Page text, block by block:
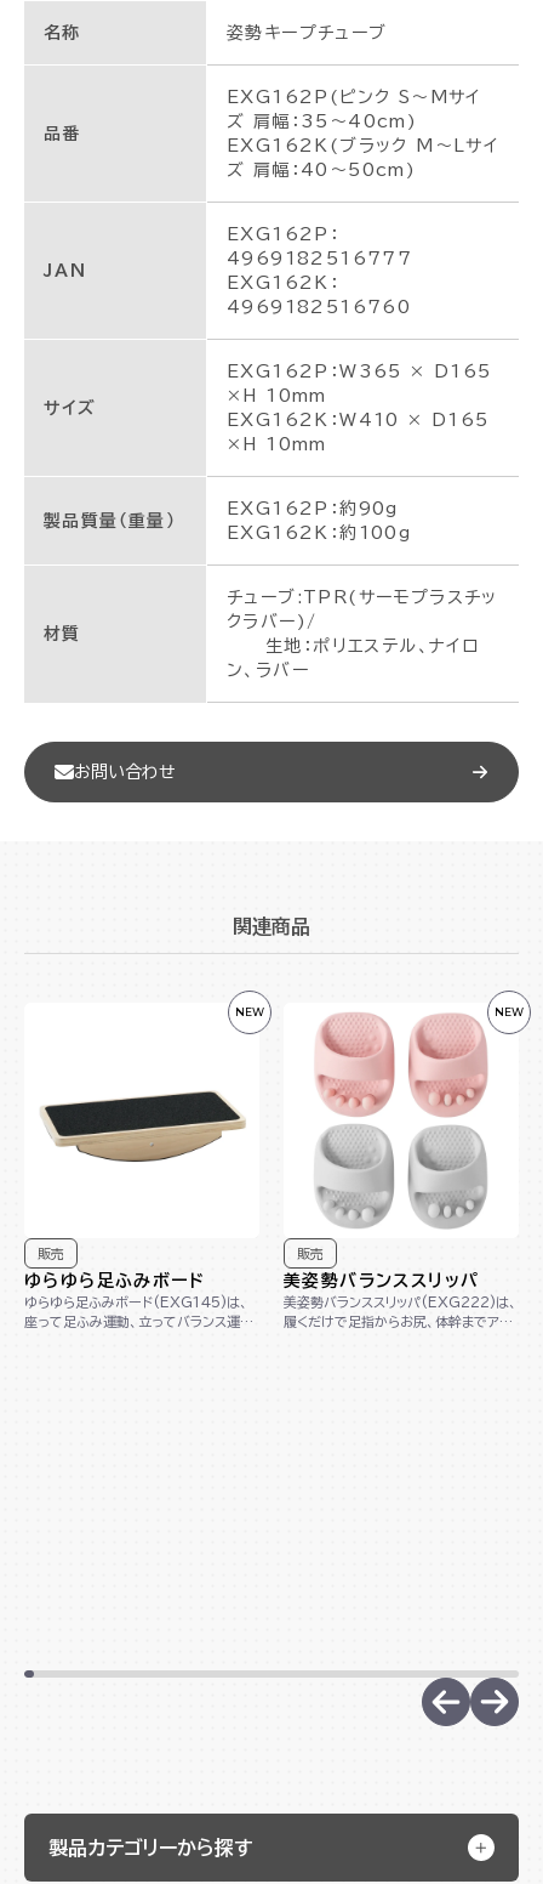
名称 姿勢キープチューブ
品番
EXG162P(ピンク S～Mサイ
ズ 肩幅：35～40cm)
EXG162K(ブラック M～Lサイ
ズ 肩幅：40～50cm)
JAN
EXG162P：
4969182516777
EXG162K：
4969182516760
サイズ
EXG162P：W365 × D165
×H 10mm
EXG162K：W410 × D165
×H 10mm
製品質量（重量）
EXG162P：約90g
EXG162K：約100g
材質
チューブ:TPR(サーモプラスチッ
クラバー)/
生地：ポリエステル、ナイロ
ン、ラバー
お問い合わせ
関連商品
販売
ゆらゆら足ふみボード
ゆらゆら足ふみボード(EXG145)は、
座って足ふみ運動、立ってバランス運動
NEW
販売
美姿勢バランススリッパ
美姿勢バランススリッパ(EXG222)は、
履くだけで足指からお尻、体幹までアプ
NEW
製品カテゴリーから探す